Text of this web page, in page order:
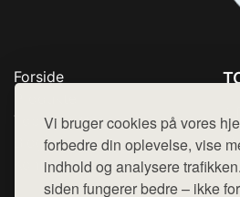
Vi bruger cookies på vores
forbedre din oplevelse, vise
indhold og analysere
siden fungerer bedre – ikke
Forside
Top Rabatter
Blog
Kontakt